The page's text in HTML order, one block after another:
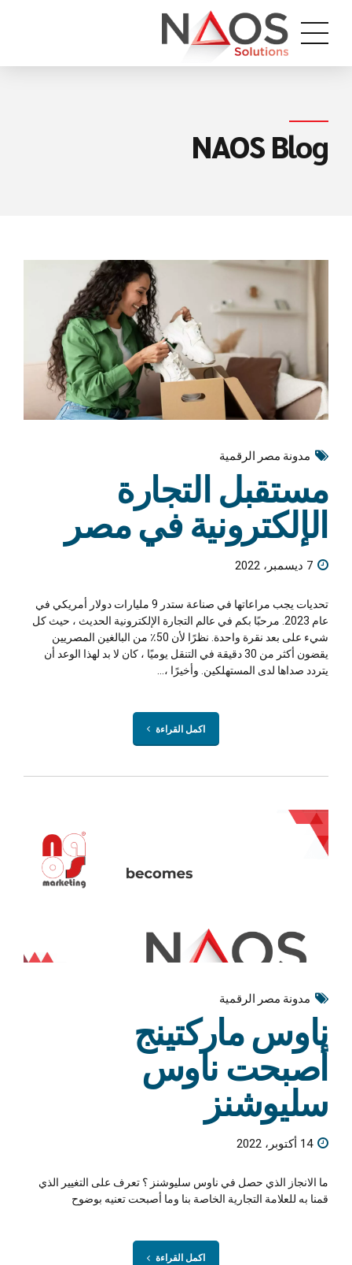
NAOS Blog
مدونة مصر الرقمية
مستقبل التجارة
الإلكترونية في مصر
7 ديسمبر، 2022
تحديات يجب مراعاتها في صناعة ستدر 9 مليارات دولار أمريكي في
عام 2023. مرحبًا بكم في عالم التجارة الإلكترونية الحديث ، حيث كل
شيء على بعد نقرة واحدة. نظرًا لأن 50٪ من البالغين المصريين
يقضون أكثر من 30 دقيقة في التنقل يوميًا ، كان لا بد لهذا الوعد أن
يتردد صداها لدى المستهلكين. وأخيرًا ،...
اكمل القراءة
مدونة مصر الرقمية
ناوس ماركتينج
أصبحت ناوس
سليوشنز
14 أكتوبر، 2022
ما الانجاز الذي حصل في ناوس سليوشنز ؟ تعرف على التغيير الذي
قمنا به للعلامة التجارية الخاصة بنا وما أصبحت تعنيه بوضوح
اكمل القراءة